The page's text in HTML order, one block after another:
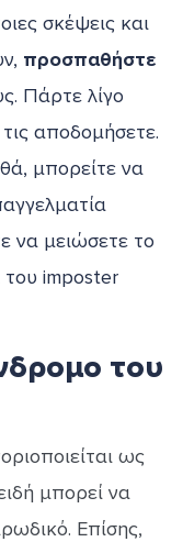
σκέψεις και
προσπαθήστε
Πάρτε λίγο
αποδομήσετε.
μπορείτε να
να μειώσετε το
του imposter
του
ως
μπορεί να
Επίσης,